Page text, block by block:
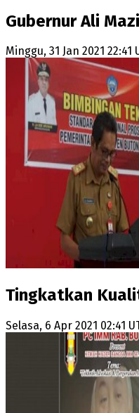
Gubernur Ali
Minggu, 31 Jan 2021 22:41
Tingkatkan
Selasa, 6 Apr 2021 02:41